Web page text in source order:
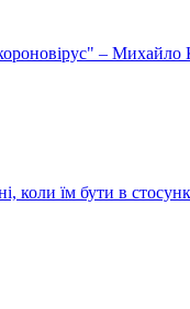
– Михайло
коли їм бути в